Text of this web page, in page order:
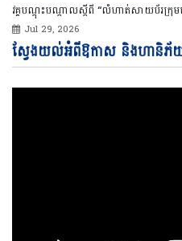
វគ្គបណ្ដុះបណ្ដាលស្ដីពី “លំហាត់សាយប័រក្រុម
Jul 29, 2026
ស្វែងយល់អំពីឱកាស និងហានិភ័យក្